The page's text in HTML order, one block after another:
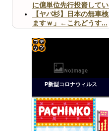
に億単位先行投資して
【ヤバ杉】日本の無車
ますｗ」←これどうす...
【画像】ペプシコーラ
な新商品を発売
Powered by livedoor 相互RSS
P新型コロナウィルス
定リ
ンク
自動